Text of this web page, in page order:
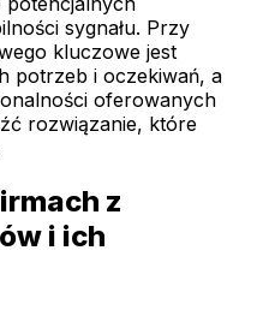
sygnału. Przy
kluczowe jest
potrzeb i oczekiwań, a
oferowanych
rozwiązanie, które
z
i ich